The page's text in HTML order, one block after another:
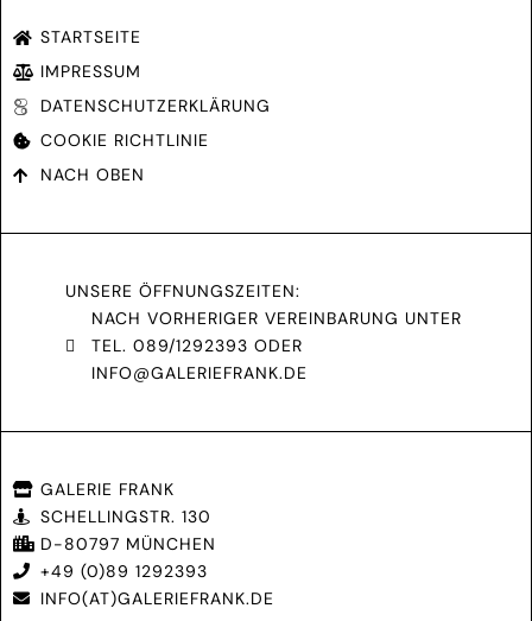
GALERIE FRANK
SCHELLINGSTR. 130
D-80797 MÜNCHEN
+49 (0)89 1292393
INFO(AT)GALERIEFRANK.DE
UNSERE ÖFFNUNGSZEITEN:
NACH VORHERIGER VEREINBARUNG UNTER
TEL. 089/1292393 ODER
INFO@GALERIEFRANK.DE
STARTSEITE
IMPRESSUM
DATENSCHUTZERKLÄRUNG
COOKIE RICHTLINIE
NACH OBEN